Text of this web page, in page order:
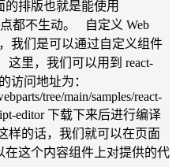
排版也就是能使用
点都不生动。 自定义 Web
我们是可以通过自定义组件
这里，我们可以用到 react-
访问地址为：
tree/main/samples/react-
editor 下载下来后进行编译
样的话，我们就可以在页面
这个内容组件上对提供的代